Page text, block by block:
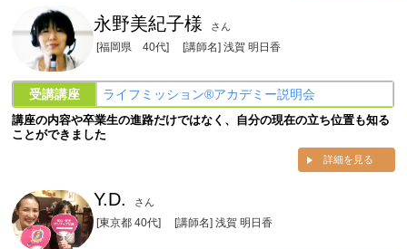
永野美紀子様 さん
[福岡県 40代] [講師名] 浅賀 明日香
受講講座 ライフミッション®︎アカデミー説明会
講座の内容や卒業生の進路だけではなく、自分の現在の立ち位置も知る
ことができました
詳細を見る
Y.D. さん
[東京都 40代] [講師名] 浅賀 明日香